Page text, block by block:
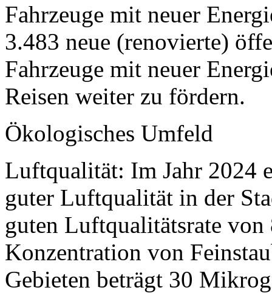
Fahrzeuge mit neuer
3.483 neue (renovierte)
Fahrzeuge mit neuer
Reisen weiter zu fördern.
Ökologisches Umfeld
Luftqualität: Im Jahr 2024
guter Luftqualität in der
guten Luftqualitätsrate
Konzentration von
Gebieten beträgt 30